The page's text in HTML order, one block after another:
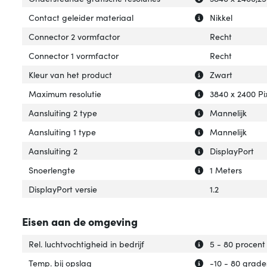
Uitleg over
Verberg uitleg
Contact geleider materiaal
Nikkel
Connector 2 vormfactor
Recht
Connector 1 vormfactor
Recht
Uitleg over
Verberg uitleg
Kleur van het product
Zwart
Uitleg over
Verberg uitleg
Maximum resolutie
3840 x 2400
Uitleg over
Verberg uitleg
Aansluiting 2 type
Mannelijk
Uitleg over
Verberg uitleg
Aansluiting 1 type
Mannelijk
Uitleg over
Verberg uitleg
Aansluiting 2
DisplayPort
Uitleg over
Verberg uitleg
Snoerlengte
1 Meters
DisplayPort versie
1.2
Eisen aan de omgeving
Uitleg over 'Rel.
Verberg uitleg
Rel. luchtvochtigheid in bedrijf
5 - 80 procent
Uitleg over
Verberg uitleg
Temp. bij opslag
-10 - 80